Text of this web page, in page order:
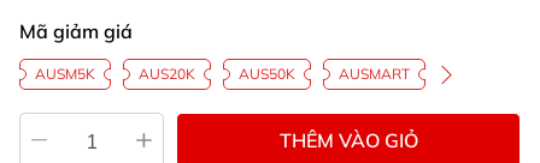
Mã giảm giá
AUSM5K AUS20K AUS50K AUSMART
THÊM VÀO GIỎ